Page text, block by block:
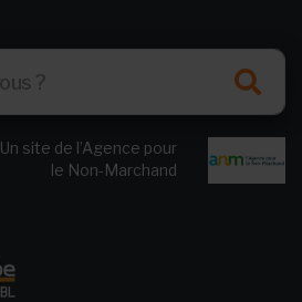
Un site de l’Agence pour
le Non-Marchand